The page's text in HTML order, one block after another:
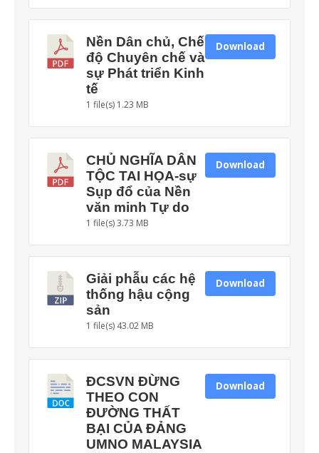
Nền Dân chủ, Chế
độ Chuyên chế và
sự Phát triển Kinh
tế
1 file(s) 1.23 MB
Download
CHỦ NGHĨA DÂN
TỘC TAI HỌA-sự
Sụp đổ của Nền
văn minh Tự do
1 file(s)3.73 MB
Download
Giải phẫu các hệ
thống hậu cộng
sản
1 file(s) 43.02 MB
Download
ĐCSVN ĐỪNG
THEO CON
ĐƯỜNG THẤT
BẠI CỦA ĐẢNG
UMNO MALAYSIA
Download